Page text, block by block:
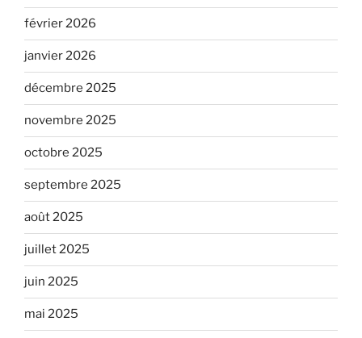
février 2026
janvier 2026
décembre 2025
novembre 2025
octobre 2025
septembre 2025
août 2025
juillet 2025
juin 2025
mai 2025